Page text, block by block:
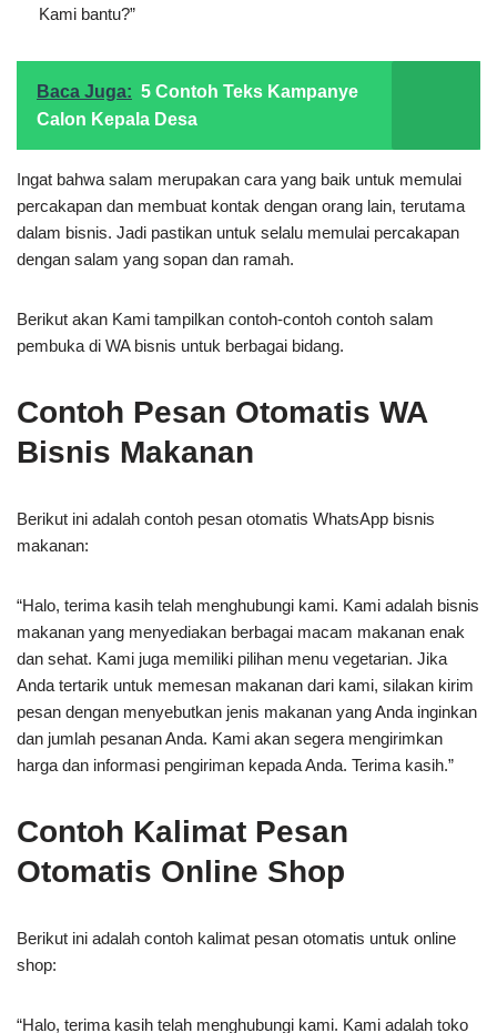
Kami bantu?”
Baca Juga: 5 Contoh Teks Kampanye
Calon Kepala Desa
Ingat bahwa salam merupakan cara yang baik untuk memulai
percakapan dan membuat kontak dengan orang lain, terutama
dalam bisnis. Jadi pastikan untuk selalu memulai percakapan
dengan salam yang sopan dan ramah.
Berikut akan Kami tampilkan contoh-contoh contoh salam
pembuka di WA bisnis untuk berbagai bidang.
Contoh Pesan Otomatis WA
Bisnis Makanan
Berikut ini adalah contoh pesan otomatis WhatsApp bisnis
makanan:
“Halo, terima kasih telah menghubungi kami. Kami adalah bisnis
makanan yang menyediakan berbagai macam makanan enak
dan sehat. Kami juga memiliki pilihan menu vegetarian. Jika
Anda tertarik untuk memesan makanan dari kami, silakan kirim
pesan dengan menyebutkan jenis makanan yang Anda inginkan
dan jumlah pesanan Anda. Kami akan segera mengirimkan
harga dan informasi pengiriman kepada Anda. Terima kasih.”
Contoh Kalimat Pesan
Otomatis Online Shop
Berikut ini adalah contoh kalimat pesan otomatis untuk online
shop:
“Halo, terima kasih telah menghubungi kami. Kami adalah toko